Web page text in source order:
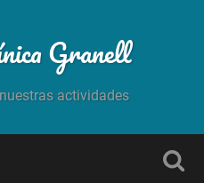
Granell
actividades